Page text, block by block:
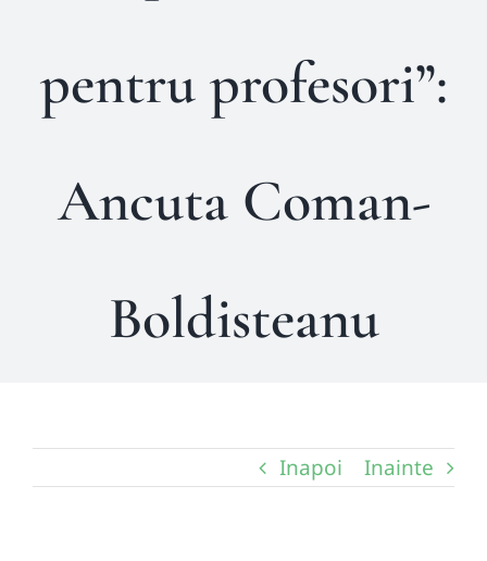
pentru profesori”:
Ancuta Coman-
Boldisteanu
Inapoi Inainte